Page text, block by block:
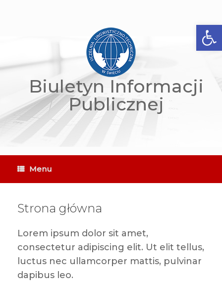
Biuletyn Informacji
Publicznej
Menu
Strona główna
Lorem ipsum dolor sit amet,
consectetur adipiscing elit. Ut elit tellus,
luctus nec ullamcorper mattis, pulvinar
dapibus leo.